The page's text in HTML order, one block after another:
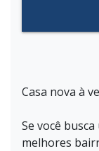
Casa nova à
Se você
melhores